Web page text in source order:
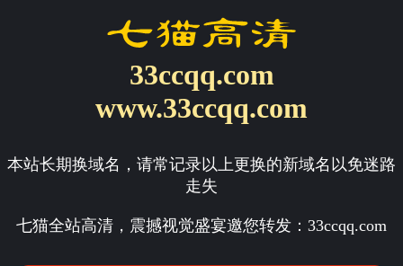
33ccqq.com
www.33ccqq.com
本站长期换域名，请常记录以上更换的新域名以免迷路
走失
七猫全站高清，震撼视觉盛宴邀您转发： 33ccqq.com